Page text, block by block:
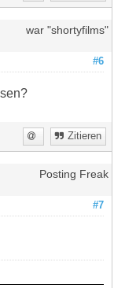
war "shortyfilms"
#6
Zitieren
Posting Freak
#7